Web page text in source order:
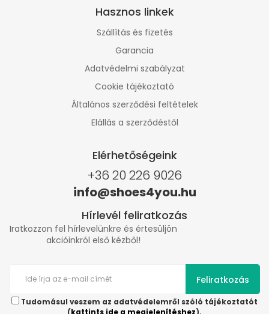
Hasznos linkek
Szállítás és fizetés
Garancia
Adatvédelmi szabályzat
Cookie tájékoztató
Általános szerződési feltételek
Elállás a szerződéstől
Elérhetőségeink
+36 20 226 9026
info@shoes4you.hu
Hírlevél feliratkozás
Iratkozzon fel hírlevelünkre és értesüljön
akcióinkról első kézből!
Feliratkozás
Tudomásul veszem az adatvédelemről szóló tájékoztatót